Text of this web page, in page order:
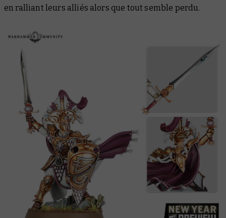
en ralliant leurs alliés alors que tout semble perdu.